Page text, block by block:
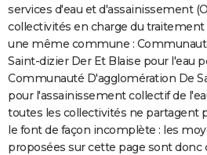
services d'eau et d'assainissement
collectivités en charge du traitement
une même commune :
Saint-dizier Der Et Blaise pour l'eau
Communauté D'agglomération De
pour l'assainissement collectif de
toutes les collectivités ne partagent
le font de façon incomplète : les
proposées sur cette page sont donc